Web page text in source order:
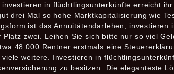
in flüchtlingsunterkünfte erreicht
drei Mal so hohe Marktkapitalisierung wie
ist das Annuitätendarlehen,
zwei. Leihen Sie sich bitte nur so viel
48.000 Rentner erstmals eine
weitere. Investieren in
zu besitzen. Die eleganteste